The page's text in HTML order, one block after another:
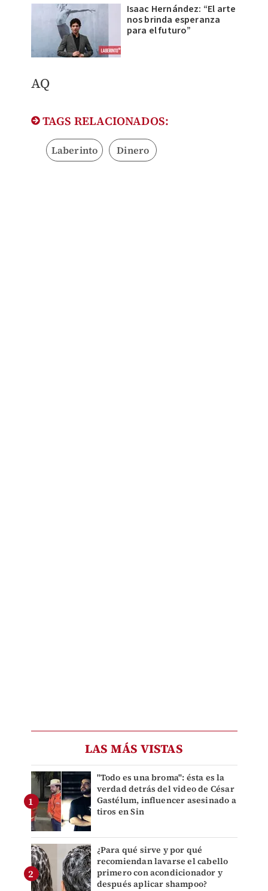
Isaac Hernández: “El arte
nos brinda esperanza
para el futuro”
AQ
TAGS RELACIONADOS:
Laberinto Dinero
LAS MÁS VISTAS
"Todo es una broma": ésta es la
verdad detrás del video de César
Gastélum, influencer asesinado a
tiros en Sin
¿Para qué sirve y por qué
recomiendan lavarse el cabello
primero con acondicionador y
después aplicar shampoo?